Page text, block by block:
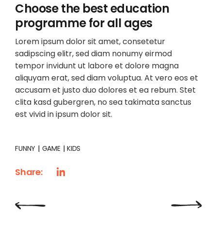
Choose the best education
programme for all ages
Lorem ipsum dolor sit amet, consetetur
sadipscing elitr, sed diam nonumy eirmod
tempor invidunt ut labore et dolore magna
aliquyam erat, sed diam voluptua. At vero eos et
accusam et justo duo dolores et ea rebum. Stet
clita kasd gubergren, no sea takimata sanctus
est vivid in ipsum dolor sit.
FUNNY GAME KIDS
Share: